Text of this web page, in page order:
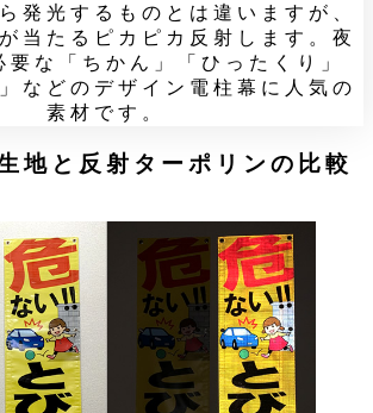
発光するものとは違いますが、
当たるピカピカ反射します。夜
要な「ちかん」「ひったくり」
などのデザイン電柱幕に人気の
素材です。
地と反射ターポリンの比較